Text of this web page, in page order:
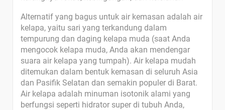
Alternatif yang bagus untuk air kemasan adalah air
kelapa, yaitu sari yang terkandung dalam
tempurung dan daging kelapa muda (saat Anda
mengocok kelapa muda, Anda akan mendengar
suara air kelapa yang tumpah). Air kelapa mudah
ditemukan dalam bentuk kemasan di seluruh Asia
dan Pasifik Selatan dan semakin populer di Barat.
Air kelapa adalah minuman isotonik alami yang
berfungsi seperti hidrator super di tubuh Anda,